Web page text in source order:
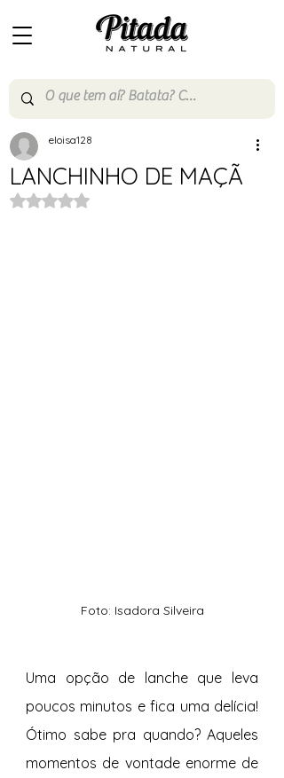
LANCHINHO DE MAÇÃ
eloisa128
Avaliado com NaN de 5 estrelas.
Foto: Isadora Silveira
Uma opção de lanche que leva
poucos minutos e fica uma delícia!
Ótimo sabe pra quando? Aqueles
momentos de vontade enorme de